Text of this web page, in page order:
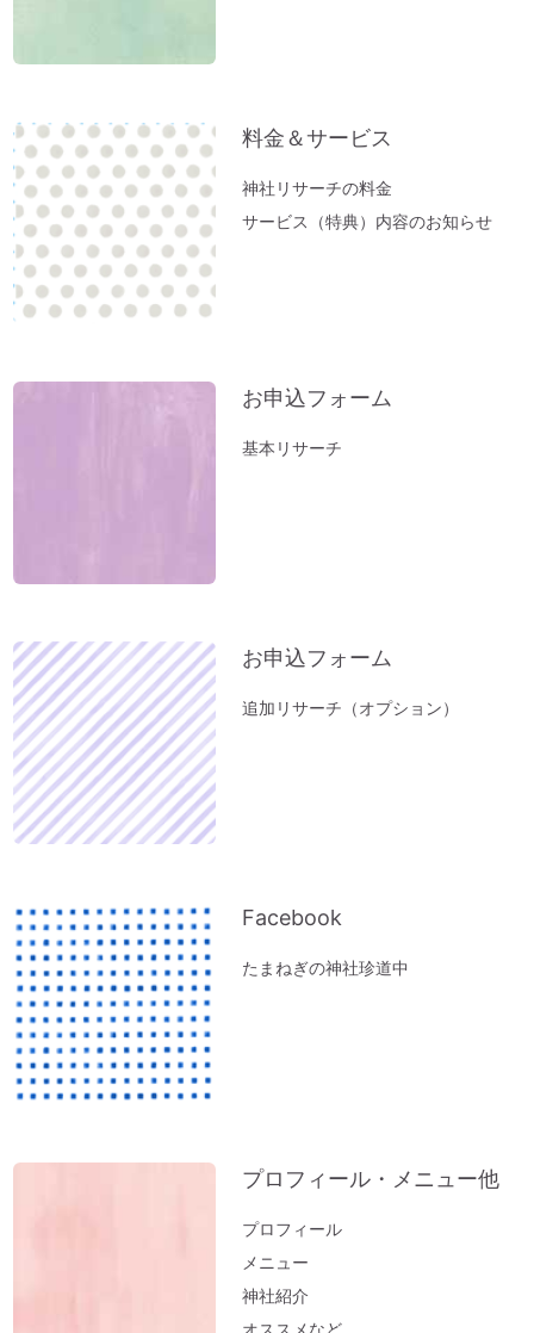
新生活スタート！生年月日から調べる「鎮
守神社」があなたをサポートします。
春分ですね。今週やるべきこととは？
方位除けへ行ってきました（２）あの空海
も祈願した「方違神社」＠大阪
方位除けへ行ってきました（１）方位取り
家族のモメ事は、しあわせのチャンス。
小松易さんの「デジタルデータのかたづ
け」セミナー
１分間、美しい音色をお楽しみください～
オルゴール療法の音
「初詣」もいいけれど、年内に参拝するの
が吉。「年末詣」「大祓（おおはらえ）」
のススメ。
ました。
体調の悪い方にオススメ「オルゴール療法
（動画）」
『限りある時間の使い方』～実家の断捨離
で思うこと
ペットヒーリング（お散歩コースに霊体さ
神社のヒーリング（浄化）～山形・秋田の
結果が・・・。地球も波動上昇中♪
実家の断捨離（冷蔵庫編）
邪気の出し方～足裏トントン
料金＆サービス
神社リサーチの料金
サービス（特典）内容のお知らせ
お申込フォーム
基本リサーチ
お申込フォーム
追加リサーチ（オプション）
Facebook
たまねぎの神社珍道中
プロフィール・メニュー他
プロフィール
メニュー
神社紹介
オススメなど